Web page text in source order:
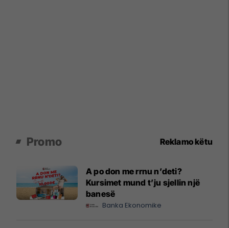
Promo Reklamo këtu
A po don me rrnu n’deti?
Kursimet mund t’ju sjellin një
banesë
Banka Ekonomike